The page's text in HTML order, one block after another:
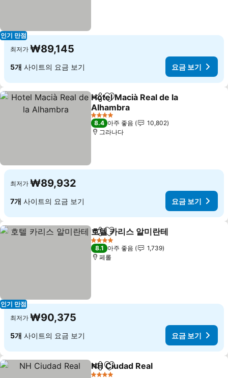
인기 만점
최저가 ₩89,145
5개 사이트의 요금 보기 요금 보기
공유 즐겨찾기에 추가
Hotel Macià Real de la
Alhambra
요금 보기
4 성급
8.4 아주 좋음
10,802
그라나다
최저가 ₩89,932
7개 사이트의 요금 보기 요금 보기
인기 만점
공유 즐겨찾기에 추가
호텔 카리스 알미란테
4 성급
8.1 아주 좋음
1,739
페롤
최저가 ₩90,375
5개 사이트의 요금 보기 요금 보기
공유 즐겨찾기에 추가
NH Ciudad Real